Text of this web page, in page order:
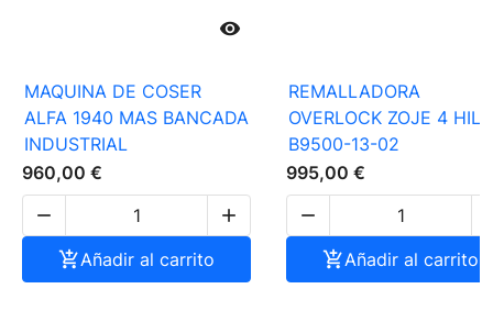

MAQUINA DE COSER
ALFA 1940 MAS BANCADA
INDUSTRIAL
960,00 €


Añadir al carrito
REMALLADORA
OVERLOCK ZOJE 4
B9500-13-02
995,00 €

Añadir al carrito